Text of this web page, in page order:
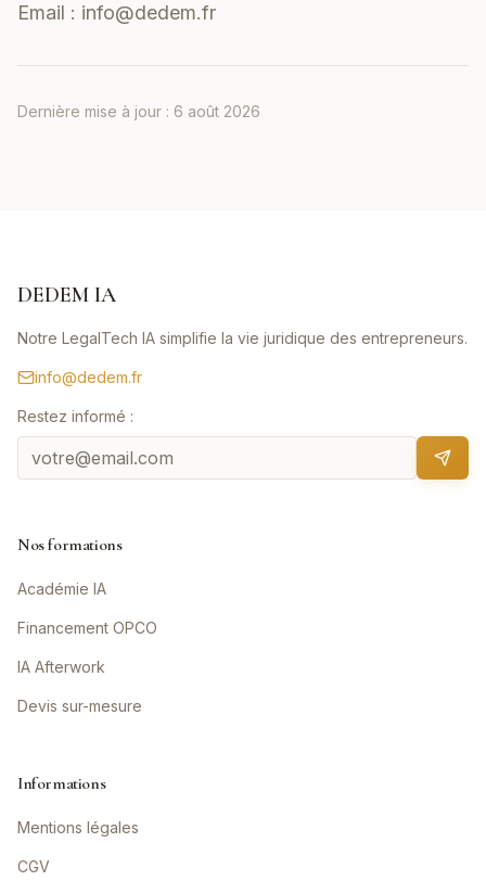
Email : info@dedem.fr
Dernière mise à jour : 6 août 2026
DEDEM IA
Notre LegalTech IA simplifie la vie juridique des entrepreneurs.
info@dedem.fr
Restez informé :
Nos formations
Académie IA
Financement OPCO
IA Afterwork
Devis sur-mesure
Informations
Mentions légales
CGV